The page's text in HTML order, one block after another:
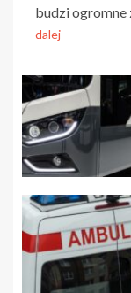
budzi ogromne
dalej